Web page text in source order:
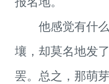
他感觉有什么
壤，却莫名地发
罢。总之，那萌